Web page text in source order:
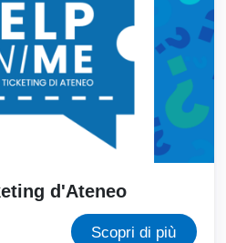
d'Ateneo
Scopri di più